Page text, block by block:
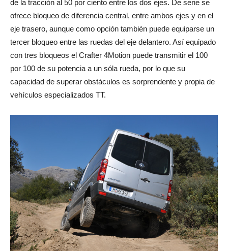
de la tracción al 50 por ciento entre los dos ejes. De serie se
ofrece bloqueo de diferencia central, entre ambos ejes y en el
eje trasero, aunque como opción también puede equiparse un
tercer bloqueo entre las ruedas del eje delantero. Así equipado
con tres bloqueos el Crafter 4Motion puede transmitir el 100
por 100 de su potencia a un sóla rueda, por lo que su
capacidad de superar obstáculos es sorprendente y propia de
vehículos especializados TT.